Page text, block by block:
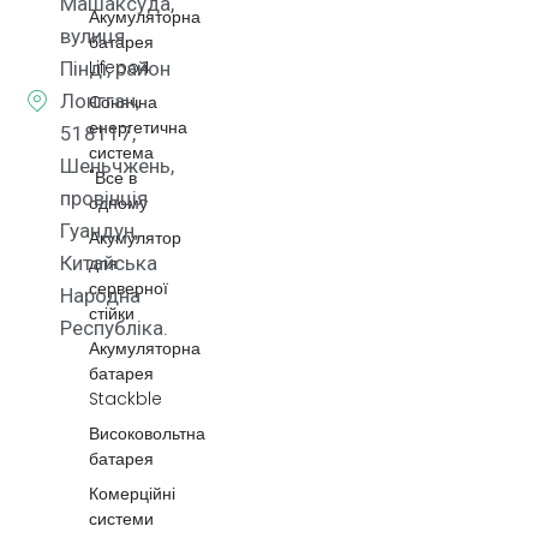
Акумуляторна
батарея
Lifepo4
Сонячна
енергетична
система
"Все в
одному
Акумулятор
для
серверної
стійки
Акумуляторна
батарея
Stackble
Високовольтна
батарея
Комерційні
системи
вулиця
Пінді, район
Лонгган,
518117,
Шеньчжень,
провінція
Гуандун,
Китайська
Народна
Республіка.